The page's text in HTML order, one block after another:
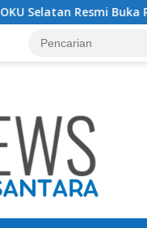
Rangkaian Lomba